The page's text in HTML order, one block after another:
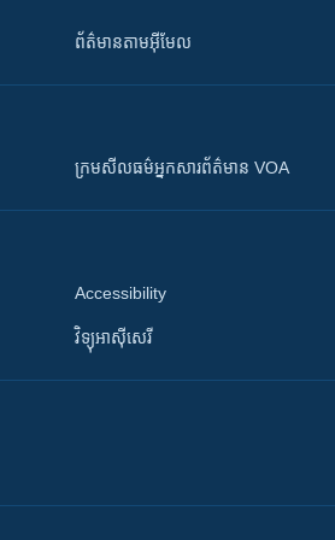
ព័ត៌មាន​តាម​អ៊ីមែល
ក្រម​​​សីលធម៌​​​អ្នក​​​សារព័ត៌មាន VOA
Accessibility
វិទ្យុ​អាស៊ី​សេរី